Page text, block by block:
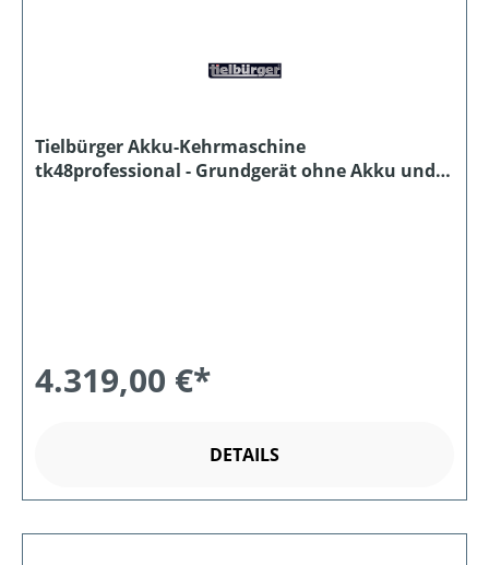
Tielbürger Akku-Kehrmaschine
tk48professional - Grundgerät ohne Akku und
4.319,00 €*
DETAILS